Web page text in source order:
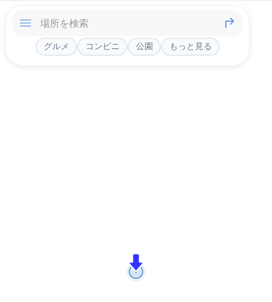
グルメ コンビニ 公園 もっと見る